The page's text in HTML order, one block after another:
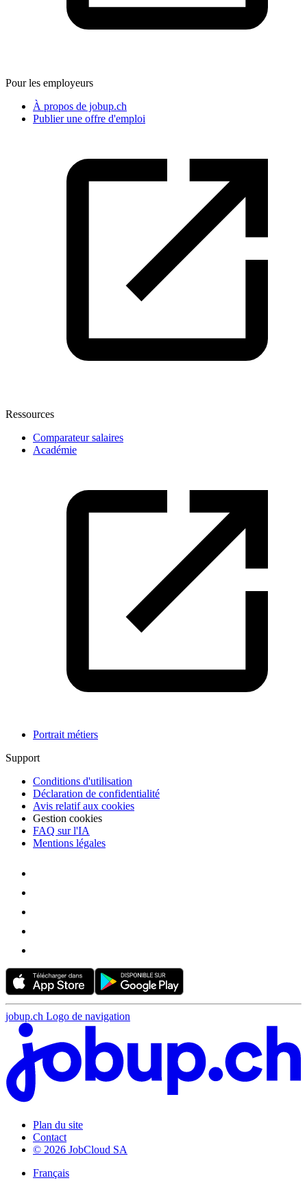
Pour les employeurs
À propos de jobup.ch
Publier une offre d'emploi
Ressources
Comparateur salaires
Académie
Portrait métiers
Support
Conditions d'utilisation
Déclaration de confidentialité
Avis relatif aux cookies
Gestion cookies
FAQ sur l'IA
Mentions légales
jobup.ch Logo de navigation
Plan du site
Contact
© 2026 JobCloud SA
Français